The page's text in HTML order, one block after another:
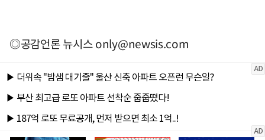
◎공감언론 뉴시스only@newsis.com